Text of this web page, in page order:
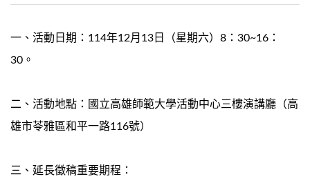
一、活動日期：114年12月13日（星期六）8：30~16：
30。
二、活動地點：國立高雄師範大學活動中心三樓演講廳（高
雄市苓雅區和平一路116號）
三、延長徵稿重要期程：